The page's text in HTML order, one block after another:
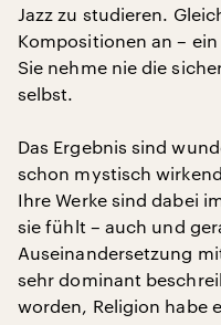
Jazz zu studieren.
Kompositionen an –
Sie nehme nie die
selbst.
Das Ergebnis sind
schon mystisch
Ihre Werke sind dabei
sie fühlt – auch und
Auseinandersetzung
sehr dominant
worden, Religion habe